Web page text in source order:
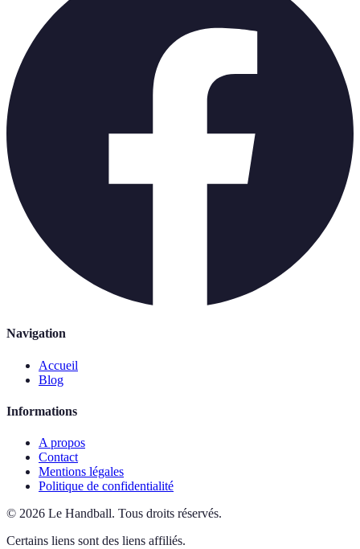
Navigation
Accueil
Blog
Informations
A propos
Contact
Mentions légales
Politique de confidentialité
© 2026 Le Handball. Tous droits réservés.
Certains liens sont des liens affiliés.